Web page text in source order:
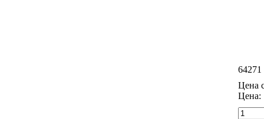
64271
Цена
Цена: